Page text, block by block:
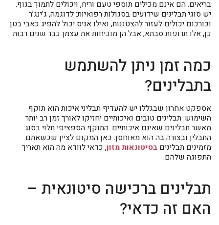
בריאים. הם אינם מכילים תוספי טעם וריח, ויכולים לתמוך בגוף.
יש סוגי תבלינים שידועים בסגולות רפואיות: לדוגמה, ג’ינג’ר
וכורכום יכולים לעזור להצטננות, ואילו אניס יכול להפיג כאבי בטן.
כן, אלו תרופות סבתא, אבל הן מוכיחות את עצמן כבר שנים רבות.
כמה זמן ניתן להשתמש
בתבלינים?
אספקט אחרון שבגללו יש להעדיף תבליני איכות הוא תוקף
השימוש. תבלינים טובים ואיכותיים יחזיקו לאורך זמן רב יותר
מאשר תבלינים שאינם איכותיים. התוקף הספציפי תלוי בסוג
התבלין ובצורה בה הוא מאוחסן. כאן המקום לציין שכשאתם
מזמינים תבלינים בסיטונאות מזון, כדאי לוודא מה הוא תאריך
התפוגה שלהם.
תבלינים ברכישה סיטונאית –
האם זה כדאי?